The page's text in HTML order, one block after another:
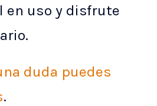
en uso y disfrute
duda puedes
.